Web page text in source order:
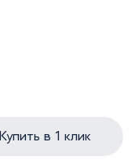
Купить в 1 клик